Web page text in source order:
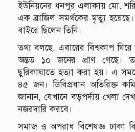
ইউনিয়নের ধনপুর এলাকায় মো.
এক ব্রাজিল সমর্থকের মৃত্যু
বাইরে ছিলেন তিনি।
তথ্য বলছে, এবারের বিশ্বকাপ ঘিরে
অন্তত ১০ জনের প্রাণ গেছে।
ছুরিকাঘাতে হত্যা করা হয়। এ
৪৫ জন। ডিবিপ্রধান অতিরিক্ত
জানান, যেখানে বড়পর্দায় খেলা
নজরদারি করবে।
সমাজ ও অপরাধ বিশেষজ্ঞ ঢাকা